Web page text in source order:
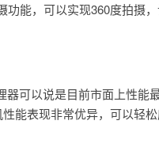
能，可以实现360度拍摄
可以说是目前市面上性能
能表现非常优异，可以轻